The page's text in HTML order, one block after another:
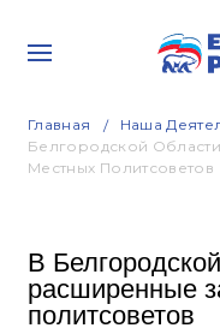
Главная Наша
Белгородской
Местных Политсоветов
В
расширенные
политсоветов